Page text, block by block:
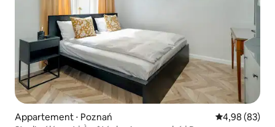
Appartement ⋅ Poznań Évaluation
4,98 (83)